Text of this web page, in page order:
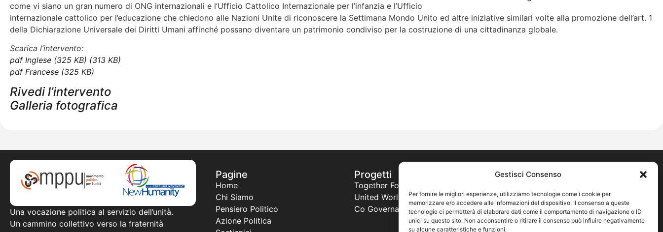
Gestisci Consenso
Per fornire le migliori esperienze, utilizziamo tecnologie come i cookie per
memorizzare e/o accedere alle informazioni del dispositivo. Il consenso a queste
tecnologie ci permetterà di elaborare dati come il comportamento di navigazione o ID
unici su questo sito. Non acconsentire o ritirare il consenso può influire negativamente
su alcune caratteristiche e funzioni.
come vi siano un gran numero di ONG internazionali e l’Ufficio Cattolico Internazionale per l’infanzia e l’Ufficio
internazionale cattolico per l’educazione che chiedono alle Nazioni Unite di riconoscere la Settimana Mondo Unito ed altre iniziative similari volte alla promozione dell’art. 1
della Dichiarazione Universale dei Diritti Umani affinché possano diventare un patrimonio condiviso per la costruzione di una cittadinanza globale.
Scarica l’intervento:
pdfInglese (325 KB) (313 KB)
pdfFrancese (325 KB)
Rivedi l’intervento
Galleria fotografica
Una vocazione politica al servizio dell’unità.
Un cammino collettivo verso la fraternità
Pagine
Home
Chi Siamo
Pensiero Politico
Azione Politica
Progetti
Together For a New Africa
United World Project
Co Governance
Pagine legali
Privacy Policy
Note legali